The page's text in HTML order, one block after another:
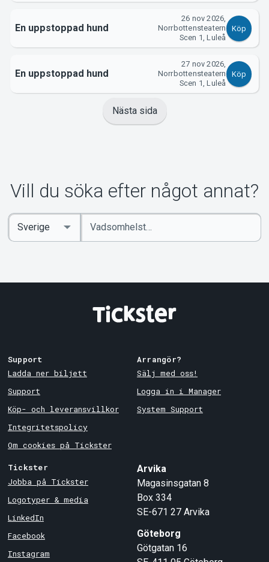
En uppstoppad hund
26 nov 2026,
Norrbottensteatern
Scen 1, Luleå
Köp
En uppstoppad hund
27 nov 2026,
Norrbottensteatern
Scen 1, Luleå
Köp
Nästa sida
Vill du söka efter något annat?
Ange
sökord
Select
Country
Support
Ladda ner biljett
Support
Köp- och leveransvillkor
Integritetspolicy
Om cookies på Tickster
Arrangör?
Sälj med oss!
Logga in i Manager
System Support
Tickster
Jobba på Tickster
Logotyper & media
LinkedIn
Facebook
Instagram
Arvika
Magasinsgatan 8
Box 334
SE-671 27 Arvika
Göteborg
Götgatan 16